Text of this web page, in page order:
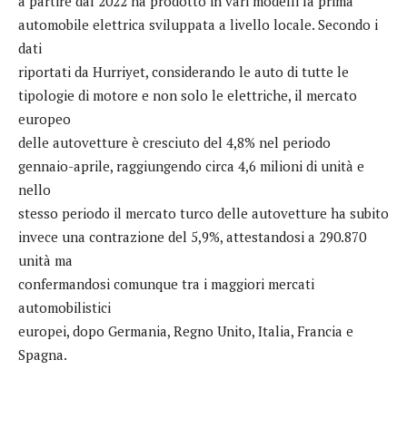
automobile elettrica sviluppata a livello locale. Secondo i
dati
riportati da Hurriyet, considerando le auto di tutte le
tipologie di motore e non solo le elettriche, il mercato
europeo
delle autovetture è cresciuto del 4,8% nel periodo
gennaio-aprile, raggiungendo circa 4,6 milioni di unità e
nello
stesso periodo il mercato turco delle autovetture ha subito
invece una contrazione del 5,9%, attestandosi a 290.870
unità ma
confermandosi comunque tra i maggiori mercati
automobilistici
europei, dopo Germania, Regno Unito, Italia, Francia e
Spagna.